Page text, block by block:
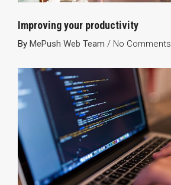
Improving your productivity
By MePush Web Team / No Comments